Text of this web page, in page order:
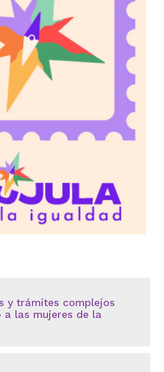
y trámites complejos
a las mujeres de la